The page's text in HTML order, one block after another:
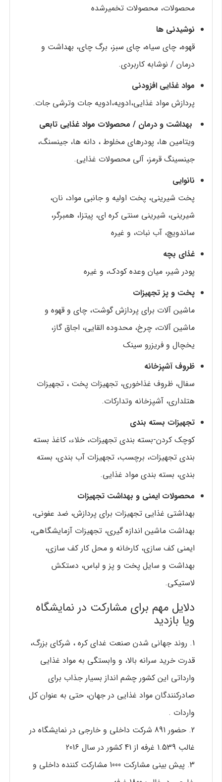
محصولات، محصولات تخمیرشده
نوشیدنی ها
قهوه، چای سیاه، چای سبز، برگ چای، بهداشت و
درمان / نوشابه کاربردی.
مواد غذایی افزودنی
پردازش مواد غذایی،ادویه،ادویه جات وترشی جات.
بهداشت و درمان / محصولات مواد غذایی تابعی
ویتامین ها، پودرهای مخلوط ، دانه ها، جینسنگ،
جینسینگ قرمز، آلی محصولات غذایی.
نانوایی
پخت شیرینی، پخت اولیه و جانبی مواد، نان،
شیرینی، شیرینی سنتی کره ای، پیتزا، همبرگر،
ساندویچ، آب نبات، و غیره
غذای بچه
پودر شیر، میان وعده کودک، و غیره
پخت و پز تجهیزات
ماشین آلات برای پردازش گوشت، چای و قهوه و
ماشین آلات، چرخ، محدوده القایی، اجاق گاز،
یخچال و فریزرو سینک
ظروف آشپزخانه
سفال، ظروف غذاخوری، تجهیزات پخت ، تجهیزات
هتلداری، آشپزخانه وتدارکات.
تجهیزات بسته بندی
کوچک کردن-بسته بندی تجهیزات، خلاء، کاغذ بسته
بندی تجهیزات، برچسب، تجهیزات آب بندی، بسته
بندی، بسته بندی مواد غذایی.
محصولات ایمنی و بهداشت تجهیزات
بهداشتی غذایی تجهیزات برای پردازش، ضد عفونی،
بهداشت ماشین اندازه گیری، تجهیزات آزمایشگاهی،
ایمنی کف سازی، کارخانه و محل کار کف سازی،
بهداشت و سایل پخت و پز و لباس، دستکش
لاستیکی.
دلایل مهم برای مشارکت در نمايشگاه
ویا بازدید
1. روند جهانی شدن صنعت غدای کره ، شرکای بزرگ،
قدرت خرید سرانه بالا، و وابستگی به مواد غذایی
وارداتی این کشور چشم انداز بسیار جذاب برای
صادرکنندگان مواد غذایی در جهان، حتی به عنوان کل
واردات .
2. حضور 891 شرکت داخلی و خارجی در نمایشگاه در
غالب 1.539 غرفه از 41 کشور در سال 2016
3. پیش بینی مشارکت 1000 مشارکت کننده داخلی و